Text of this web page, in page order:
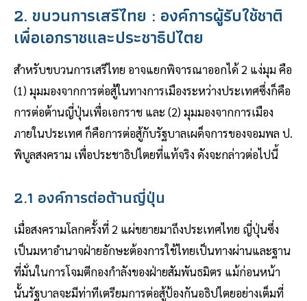
2. ขบวนการเสรีไทย : องค์การผู้รับใช้ชาติ
เพื่อเอกราชและประชาธิปไตย
สำหรับขบวนการเสรีไทย อาจแยกพิจารณาออกได้ 2 แง่มุม คือ
(1) มุมมองจากการต่อสู้ในทางการเมืองระหว่างประเทศซึ่งก็คือ
การต่อต้านญี่ปุ่นเพื่อเอกราช และ (2) มุมมองจากการเมือง
ภายในประเทศ ก็คือการต่อสู้กับรัฐบาลเผด็จการของจอมพล ป.
พิบูลสงคราม เพื่อประชาธิปไตยที่แท้จริง ดังจะกล่าวต่อไปนี้
2.1 องค์การต่อต้านญี่ปุ่น
เมื่อสงครามโลกครั้งที่ 2 แผ่ขยายมาถึงประเทศไทย ญี่ปุ่นซึ่ง
เป็นมหาอำนาจฝ่ายอักษะต้องการใช้ไทยเป็นทางผ่านและฐาน
ที่มั่นในการโจมตีกองกำลังของฝ่ายสัมพันธมิตร แม้ก่อนหน้า
นั้นรัฐบาลจะมีท่าทีเตรียมการต่อสู้ป้องกันอธิปไตยอย่างเต็มที่